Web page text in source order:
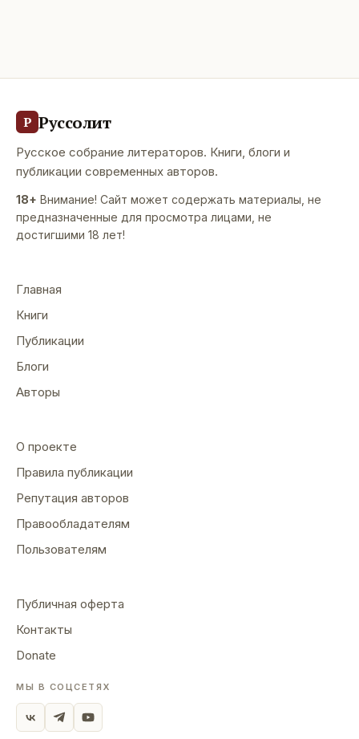
Р Руссолит
Русское собрание литераторов. Книги, блоги и
публикации современных авторов.
18+ Внимание! Сайт может содержать материалы, не
предназначенные для просмотра лицами, не
достигшими 18 лет!
Главная
Книги
Публикации
Блоги
Авторы
О проекте
Правила публикации
Репутация авторов
Правообладателям
Пользователям
Публичная оферта
Контакты
Donate
МЫ В СОЦСЕТЯХ